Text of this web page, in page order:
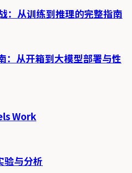
：从训练到推理的完整指南
从开箱到大模型部署与性
Work
验与分析